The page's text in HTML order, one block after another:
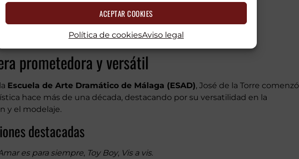
ACEPTAR COOKIES
Política de cookiesAviso legal
prometedora y versátil
Escuela de Arte Dramático de Málaga (ESAD), José de la Torre comenzó
hace más de una década, destacando por su versatilidad en la
y el modelaje.
destacadas
es para siempre, Toy Boy, Vis a vis.